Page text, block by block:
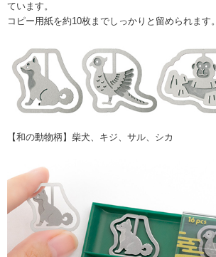
ています。
コピー用紙を約10枚までしっかりと留められます。
【和の動物柄】柴犬、キジ、サル、シカ